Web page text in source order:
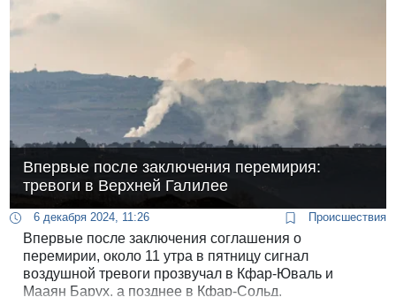
Впервые после заключения перемирия:
тревоги в Верхней Галилее
6 декабря 2024, 11:26 Происшествия
Впервые после заключения соглашения о
перемирии, около 11 утра в пятницу сигнал
воздушной тревоги прозвучал в Кфар-Юваль и
Мааян Барух, а позднее в Кфар-Сольд.